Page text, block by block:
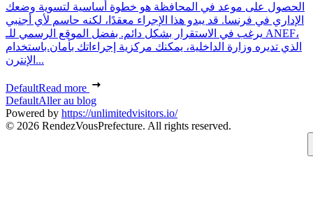
الحصول على موعد في المحافظة هو خطوة أساسية لتسوية وضعك
الإداري في فرنسا. قد يبدو هذا الإجراء معقدًا، لكنه حاسم لأي أجنبي
يرغب في الاستقرار بشكل دائم. بفضل الموقع الرسمي للـ ANEF،
الذي تديره وزارة الداخلية، يمكنك مركزية إجراءاتك بأمان.باستخدام
الإنترن...
DefaultRead more
DefaultAller au blog
Powered by https://unlimitedvisitors.io/
© 2026 RendezVousPrefecture. All rights reserved.